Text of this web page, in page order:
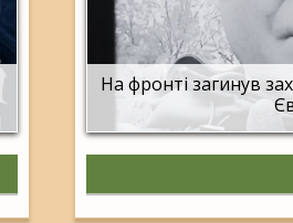
На фронті загинув